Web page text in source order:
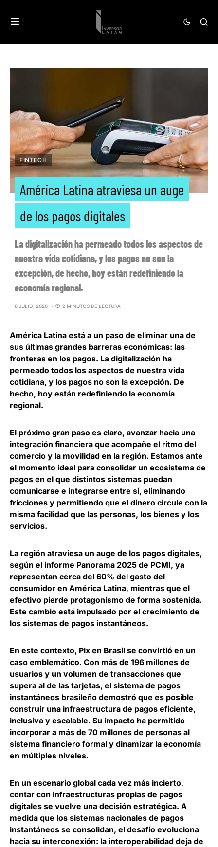
FINTECH
América Latina atraviesa un auge
de los pagos digitales
La digitalización ha permeado todos los aspectos de
nuestra vida cotidiana, y los pagos no son la
excepción, de hecho, hoy están redefiniendo la
economía regional.
8 JULIO, 2026 2 MINUTOS DE LECTURA
América Latina está a un paso de eliminar una de
sus últimas grandes barreras económicas: las
fronteras en los pagos. La digitalización ha
permeado todos los aspectos de nuestra vida
cotidiana, y los pagos no son la excepción. De
hecho, hoy están redefiniendo la economía
regional.
El próximo gran paso es claro, avanzar hacia una
integración financiera que acompañe el ritmo del
comercio y la movilidad en la región. Estamos ante
el momento ideal para consolidar un ecosistema de
pagos en el que distintos sistemas puedan
comunicarse e integrarse entre sí, eliminando
fricciones y permitiendo que el dinero circule con la
misma facilidad que las personas, los bienes y los
servicios.
La región atraviesa un auge de los pagos digitales,
según el informe Panorama 2025 de PCMI, ya
representan cerca del 60% del gasto del
consumidor en América Latina, mientras que el
efectivo pierde protagonismo de forma sostenida.
Este cambio está impulsado por el crecimiento de
los sistemas de pagos instantáneos.
En este contexto, Pix en Brasil se convirtió en un
caso emblemático. Con más de 196 millones de
usuarios y un volumen de transacciones que
supera al de las tarjetas, el sistema de pagos
instantáneos brasileño demostró que es posible
construir una infraestructura de pagos eficiente,
inclusiva y escalable. Su impacto ha permitido
incorporar a más de 70 millones de personas al
sistema financiero formal y dinamizar la economía
en múltiples niveles.
En un escenario global cada vez más incierto,
contar con infraestructuras propias de pagos
digitales se vuelve una decisión estratégica. A
medida que los sistemas nacionales de pagos
instantáneos se consolidan, el desafío evoluciona
hacia su interconexión: la interoperabilidad deja de